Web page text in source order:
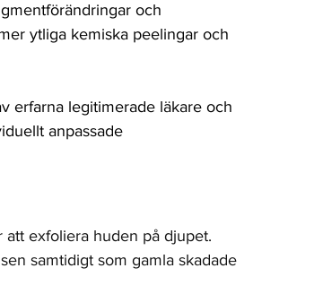
och
ytliga kemiska peelingar och
erfarna legitimerade läkare och
anpassade
att exfoliera huden på djupet.
samtidigt som gamla skadade